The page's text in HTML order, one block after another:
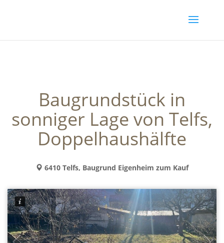
Baugrundstück in
sonniger Lage von Telfs,
Doppelhaushälfte
6410 Telfs, Baugrund Eigenheim zum Kauf